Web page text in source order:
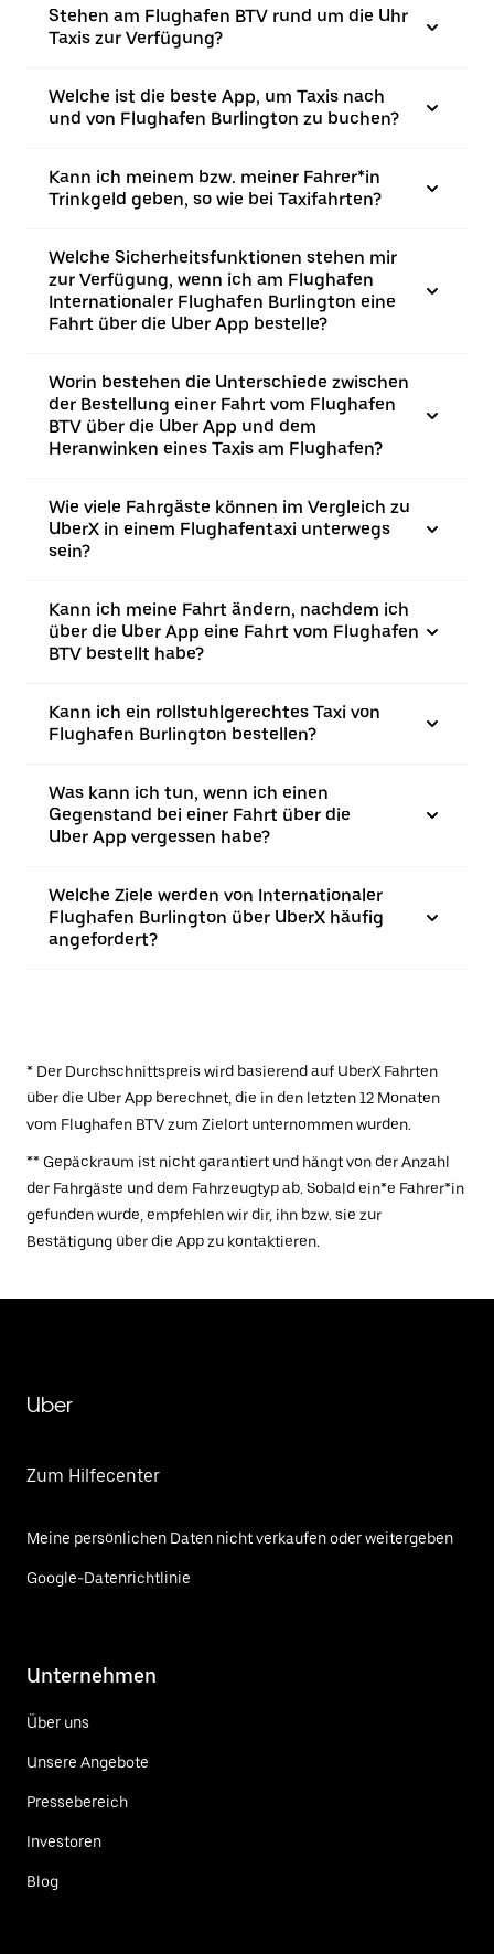
Stehen am Flughafen BTV rund um die Uhr
Taxis zur Verfügung?
Welche ist die beste App, um Taxis nach
und von Flughafen Burlington zu buchen?
Kann ich meinem bzw. meiner Fahrer*in
Trinkgeld geben, so wie bei Taxifahrten?
Welche Sicherheitsfunktionen stehen mir
zur Verfügung, wenn ich am Flughafen
Internationaler Flughafen Burlington eine
Fahrt über die Uber App bestelle?
Worin bestehen die Unterschiede zwischen
der Bestellung einer Fahrt vom Flughafen
BTV über die Uber App und dem
Heranwinken eines Taxis am Flughafen?
Wie viele Fahrgäste können im Vergleich zu
UberX in einem Flughafentaxi unterwegs
sein?
Kann ich meine Fahrt ändern, nachdem ich
über die Uber App eine Fahrt vom Flughafen
BTV bestellt habe?
Kann ich ein rollstuhlgerechtes Taxi von
Flughafen Burlington bestellen?
Was kann ich tun, wenn ich einen
Gegenstand bei einer Fahrt über die
Uber App vergessen habe?
Welche Ziele werden von Internationaler
Flughafen Burlington über UberX häufig
angefordert?
* Der Durchschnittspreis wird basierend auf UberX Fahrten
über die Uber App berechnet, die in den letzten 12 Monaten
vom Flughafen BTV zum Zielort unternommen wurden.
** Gepäckraum ist nicht garantiert und hängt von der Anzahl
der Fahrgäste und dem Fahrzeugtyp ab. Sobald ein*e Fahrer*in
gefunden wurde, empfehlen wir dir, ihn bzw. sie zur
Bestätigung über die App zu kontaktieren.
Uber
Zum Hilfecenter
Meine persönlichen Daten nicht verkaufen oder weitergeben
Google-Datenrichtlinie
Unternehmen
Über uns
Unsere Angebote
Pressebereich
Investoren
Blog